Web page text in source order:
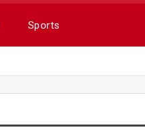
Sports